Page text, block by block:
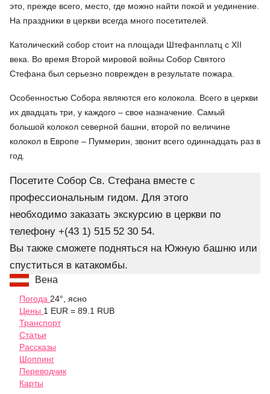
это, прежде всего, место, где можно найти покой и уединение.
На праздники в церкви всегда много посетителей.
Католический собор стоит на площади Штефанплатц с XII
века. Во время Второй мировой войны Собор Святого
Стефана был серьезно поврежден в результате пожара.
Особенностью Собора являются его колокола. Всего в церкви
их двадцать три, у каждого – свое назначение. Самый
большой колокол северной башни, второй по величине
колокол в Европе – Пуммерин, звонит всего одиннадцать раз в
год.
Посетите Собор Св. Стефана вместе с
профессиональным гидом. Для этого
необходимо заказать экскурсию в церкви по
телефону +(43 1) 515 52 30 54.
Вы также сможете подняться на Южную башню или
спуститься в катакомбы.
Вена
Погода 24°, ясно
Цены 1 EUR = 89.1 RUB
Транспорт
Статьи
Рассказы
Шоппинг
Переводчик
Карты